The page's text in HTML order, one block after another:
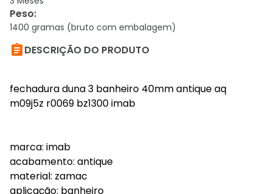
Peso:
1400 gramas (bruto com embalagem)
DESCRIÇÃO DO PRODUTO
fechadura duna 3 banheiro 40mm antique aq
m09j5z r0069 bz1300 imab
marca: imab
acabamento: antique
material: zamac
aplicação: banheiro